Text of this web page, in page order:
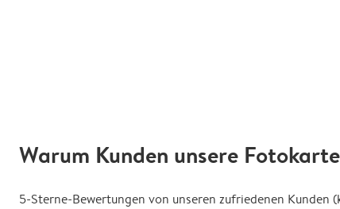
Warum Kunden unsere
5-Sterne-Bewertungen von unseren zufriedenen